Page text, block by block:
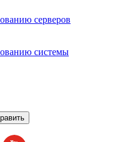
серверов
системы